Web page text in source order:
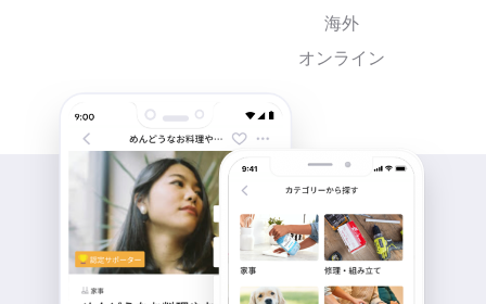
海外
オンライン